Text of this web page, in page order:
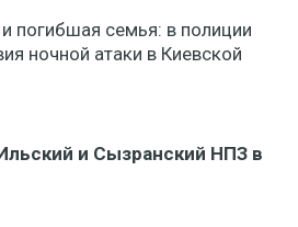
погибшая семья: в полиции
ночной атаки в Киевской
и Сызранский НПЗ в